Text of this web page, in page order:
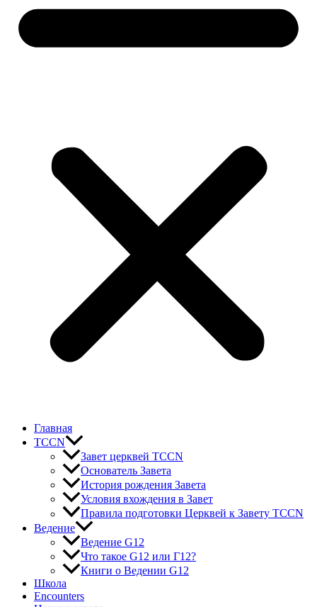
Главная
TCCN
Завет церквей TCCN
Основатель Завета
История рождения Завета
Условия вхождения в Завет
Правила подготовки Церквей к Завету TCCN
Ведение
Ведение G12
Что такое G12 или Г12?
Книги о Ведении G12
Школа
Encounters